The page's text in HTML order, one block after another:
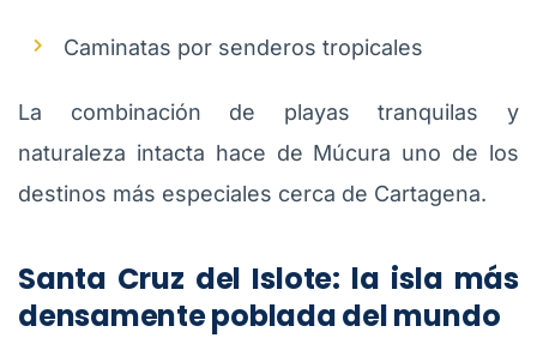
Caminatas por senderos tropicales
La combinación de playas tranquilas y
naturaleza intacta hace de Múcura uno de los
destinos más especiales cerca de Cartagena.
Santa Cruz del Islote: la isla más
densamente poblada del mundo